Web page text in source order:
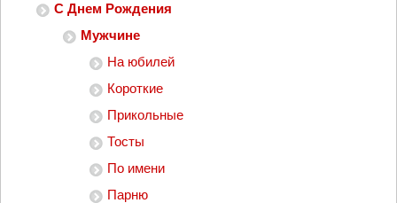
С Днем Рождения
Мужчине
На юбилей
Короткие
Прикольные
Тосты
По имени
Парню